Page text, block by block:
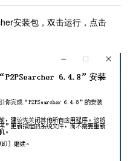
安装包，双击运行，点击